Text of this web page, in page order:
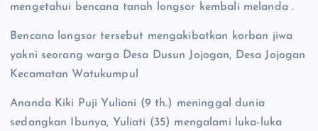
mengetahui bencana tanah longsor kembali melanda .
Bencana longsor tersebut mengakibatkan korban jiwa
yakni seorang warga Desa Dusun Jojogan, Desa Jojogan
Kecamatan Watukumpul
Ananda Kiki Puji Yuliani (9 th.) meninggal dunia
sedangkan Ibunya, Yuliati (35) mengalami luka-luka